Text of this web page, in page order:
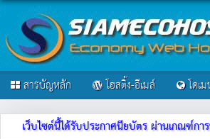
สารบัญหลัก โฮสติ้ง-อีเมล์ โดเ
เว็บไซต์นี้ได้รับประกาศนียบัตร ผ่านเกณฑ์ก